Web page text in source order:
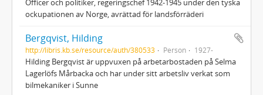
Officer och politiker, regeringschef 1942-1945 under den tyska
ockupationen av Norge, avrättad för landsförräderi
Bergqvist, Hilding
http://libris.kb.se/resource/auth/380533 Person 1927-
Hilding Bergqvist är uppvuxen på arbetarbostaden på Selma
Lagerlöfs Mårbacka och har under sitt arbetsliv verkat som
bilmekaniker i Sunne